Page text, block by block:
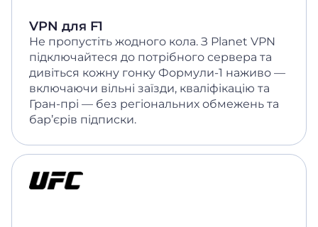
VPN для F1
Не пропустіть жодного кола. З Planet VPN
підключайтеся до потрібного сервера та
дивіться кожну гонку Формули-1 наживо —
включаючи вільні заїзди, кваліфікацію та
Гран-прі — без регіональних обмежень та
бар’єрів підписки.